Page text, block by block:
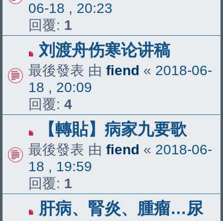
06-18 , 20:23
回覆: 1
刘渡舟伤寒论讲稿
最後發表 由 fiend « 2018-06-
18 , 20:09
回覆: 4
【轉貼】病家九要歌
最後發表 由 fiend « 2018-06-
18 , 19:59
回覆: 1
肝病、腎炎、腫瘤…尿